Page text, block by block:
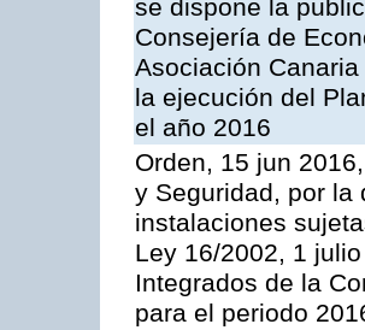
se dispone la
Consejería de
Asociación
la ejecución del
el año 2016
Orden, 15 jun
y Seguridad, por la
instalaciones
Ley 16/2002, 1
Integrados de la
para el periodo